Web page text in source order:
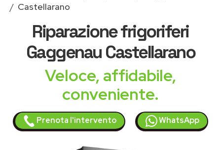
Castellarano
Riparazionefrigoriferi
Gaggenau Castellarano
Veloce, affidabile,
conveniente.
Prenota l'intervento WhatsApp